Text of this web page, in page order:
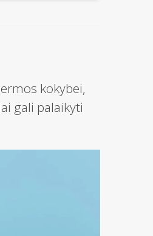
kokybei,
gali palaikyti